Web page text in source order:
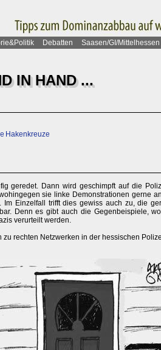
Debatten Saasen/GI/Mittelhessen
IN HAND ...
Hakenkreuze
geredet. Dann wird geschimpft auf die
sie linke Demonstrationen gerne
Einzelfall trifft dies gewiss auch zu, die
Denn es gibt auch die Gegenbeispiele,
verurteilt werden.
rechten Netzwerken in der hessischen